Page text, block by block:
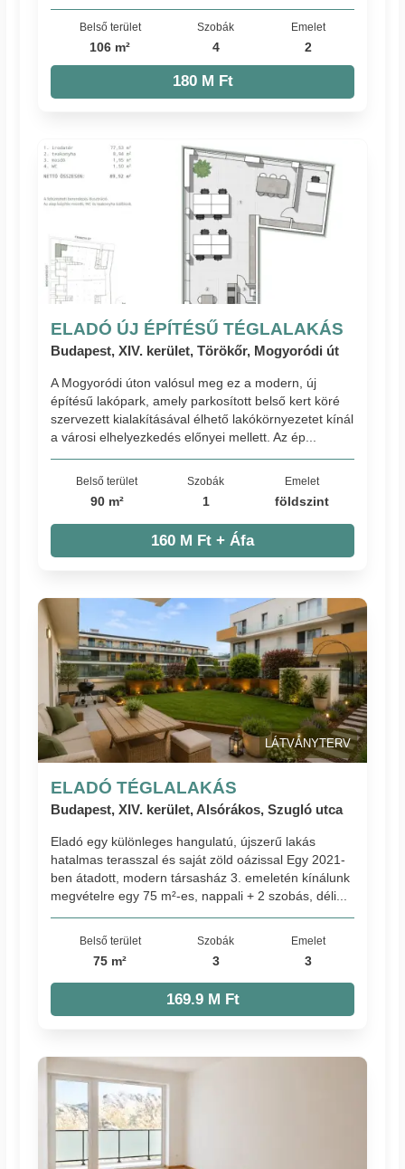
Belső terület
106 m²
Szobák
4
Emelet
2
180 M Ft
ELADÓ ÚJ ÉPÍTÉSŰ TÉGLALAKÁS
Budapest, XIV. kerület, Törökőr, Mogyoródi út
A Mogyoródi úton valósul meg ez a modern, új
építésű lakópark, amely parkosított belső kert köré
szervezett kialakításával élhető lakókörnyezetet kínál
a városi elhelyezkedés előnyei mellett. Az ép...
Belső terület
90 m²
Szobák
1
Emelet
földszint
160 M Ft + Áfa
LÁTVÁNYTERV
ELADÓ TÉGLALAKÁS
Budapest, XIV. kerület, Alsórákos, Szugló utca
Eladó egy különleges hangulatú, újszerű lakás
hatalmas terasszal és saját zöld oázissal Egy 2021-
ben átadott, modern társasház 3. emeletén kínálunk
megvételre egy 75 m²-es, nappali + 2 szobás, déli...
Belső terület
75 m²
Szobák
3
Emelet
3
169.9 M Ft